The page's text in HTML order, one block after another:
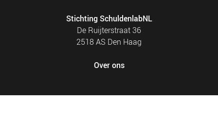
Stichting SchuldenlabNL
De Ruijterstraat 36
2518 AS Den Haag
Over ons